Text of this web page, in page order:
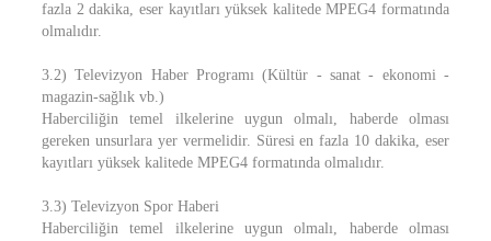
fazla 2 dakika, eser kayıtları yüksek kalitede MPEG4 formatında
olmalıdır.
3.2) Televizyon Haber Programı (Kültür - sanat - ekonomi -
magazin-sağlık vb.)
Haberciliğin temel ilkelerine uygun olmalı, haberde olması
gereken unsurlara yer vermelidir. Süresi en fazla 10 dakika, eser
kayıtları yüksek kalitede MPEG4 formatında olmalıdır.
3.3) Televizyon Spor Haberi
Haberciliğin temel ilkelerine uygun olmalı, haberde olması